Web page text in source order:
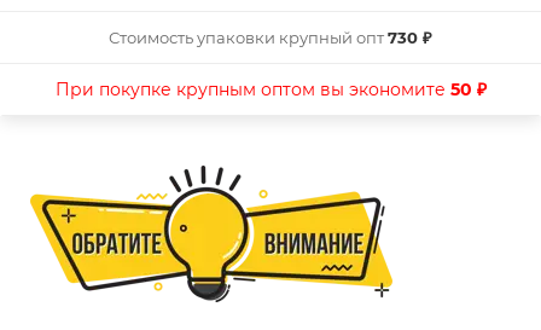
Стоимость упаковки крупный опт730 ₽
При покупке крупным оптом вы экономите 50 ₽